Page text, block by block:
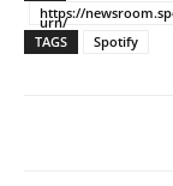
https://
urn/
TAGS
Spotify